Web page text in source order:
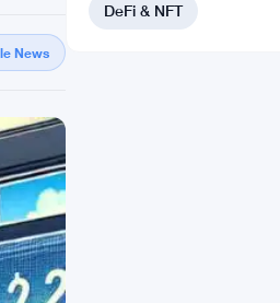
News
DeFi & NFT